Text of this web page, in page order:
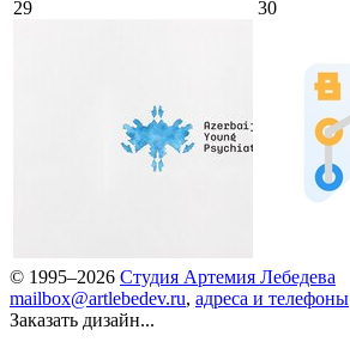
29 30
© 1995–2026 Студия Артемия Лебедева
mailbox@artlebedev.ru, адреса и телефоны
Заказать дизайн...